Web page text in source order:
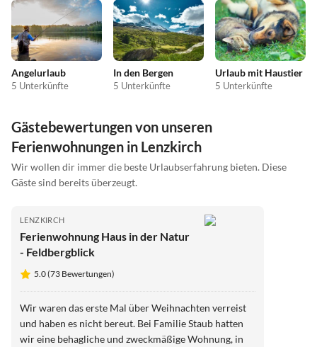
Angelurlaub
5 Unterkünfte
In den Bergen
5 Unterkünfte
Urlaub mit Haustier
5 Unterkünfte
Gästebewertungen von unseren
Ferienwohnungen in Lenzkirch
Wir wollen dir immer die beste Urlaubserfahrung bieten. Diese
Gäste sind bereits überzeugt.
LENZKIRCH
Ferienwohnung Haus in der Natur
- Feldbergblick
5.0 (73 Bewertungen)
Wir waren das erste Mal über Weihnachten verreist
und haben es nicht bereut. Bei Familie Staub hatten
wir eine behagliche und zweckmäßige Wohnung, in